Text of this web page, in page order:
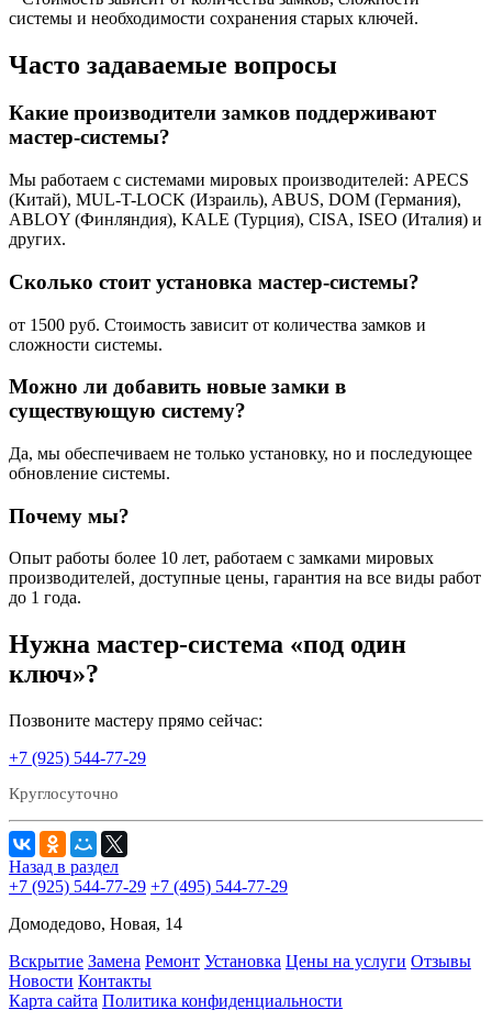
системы и необходимости сохранения старых ключей.
Часто задаваемые вопросы
Какие производители замков поддерживают
мастер-системы?
Мы работаем с системами мировых производителей: APECS
(Китай), MUL-T-LOCK (Израиль), ABUS, DOM (Германия),
ABLOY (Финляндия), KALE (Турция), CISA, ISEO (Италия) и
других.
Сколько стоит установка мастер-системы?
от 1500 руб. Стоимость зависит от количества замков и
сложности системы.
Можно ли добавить новые замки в
существующую систему?
Да, мы обеспечиваем не только установку, но и последующее
обновление системы.
Почему мы?
Опыт работы более 10 лет, работаем с замками мировых
производителей, доступные цены, гарантия на все виды работ
до 1 года.
Нужна мастер-система «под один
ключ»?
Позвоните мастеру прямо сейчас:
+7 (925) 544-77-29
Круглосуточно
Назад в раздел
+7 (925) 544-77-29 +7 (495) 544-77-29
Домодедово, Новая, 14
Вскрытие Замена Ремонт Установка Цены на услуги Отзывы
Новости Контакты
Карта сайта Политика конфиденциальности